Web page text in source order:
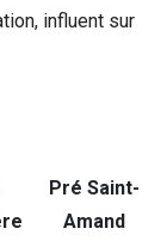
influent sur
Pré Saint-
Amand